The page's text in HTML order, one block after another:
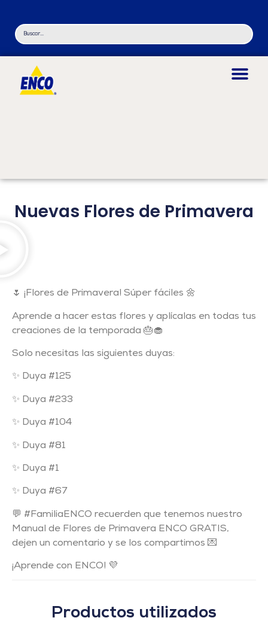
Nuevas Flores de Primavera
🌷 ¡Flores de Primavera! Súper fáciles 🌼
Aprende a hacer estas flores y aplícalas en todas tus
creaciones de la temporada 🎂🧁
Solo necesitas las siguientes duyas:
✨ Duya #125
✨ Duya #233
✨ Duya #104
✨ Duya #81
✨ Duya #1
✨ Duya #67
💬 #FamiliaENCO recuerden que tenemos nuestro
Manual de Flores de Primavera ENCO GRATIS,
dejen un comentario y se los compartimos 💌
¡Aprende con ENCO! 💜
Productos utilizados